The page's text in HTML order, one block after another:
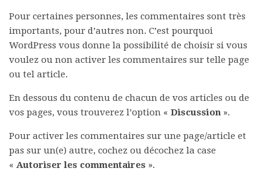
Pour certaines personnes, les commentaires sont très
importants, pour d’autres non. C’est pourquoi
WordPress vous donne la possibilité de choisir si vous
voulez ou non activer les commentaires sur telle page
ou tel article.
En dessous du contenu de chacun de vos articles ou de
vos pages, vous trouverez l’option « Discussion ».
Pour activer les commentaires sur une page/article et
pas sur un(e) autre, cochez ou décochez la case
« Autoriser les commentaires ».